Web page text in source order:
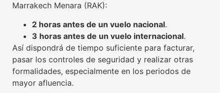
Marrakech Menara (RAK):
2 horas antes de un vuelo nacional.
3 horas antes de un vuelo internacional.
Así dispondrá de tiempo suficiente para facturar,
pasar los controles de seguridad y realizar otras
formalidades, especialmente en los periodos de
mayor afluencia.